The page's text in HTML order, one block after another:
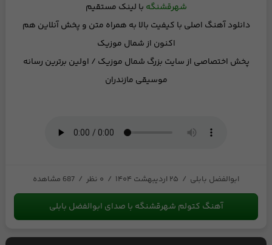
شهرقشنگه با لینک مستقیم
دانلود آهنگ اصلی با کیفیت بالا به همراه متن و پخش آنلاین هم
اکنون از شمال موزیک
پخش اختصاصی ازسایت بزرگ شمال موزیک / اولین برترین رسانه
موسیقی مازندران
ابوالفضل بابلی / ۲۵ اردیبهشت ۱۴۰۴ / ۰ نظر / 687 مشاهده
آهنگ کتولم شهرقشنگه با صدای ابوالفضل بابلی